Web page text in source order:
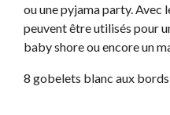
ou une pyjama party. Avec
peuvent être utilisés pour
baby shore ou encore un
8 gobelets blanc aux